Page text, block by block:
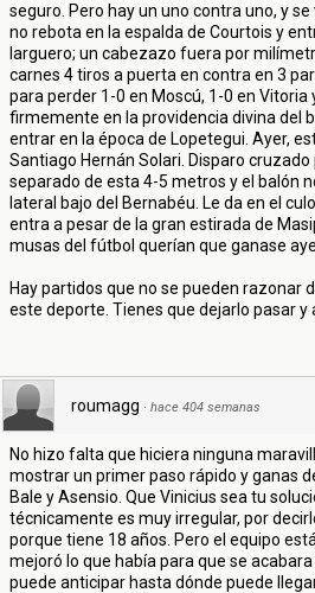
seguro. Pero hay un uno contra uno, y
no rebota en la espalda de Courtois y
larguero; un cabezazo fuera por
carnes 4 tiros a puerta en contra en 3
para perder 1-0 en Moscú, 1-0 en Vitoria
firmemente en la providencia divina del
entrar en la época de Lopetegui. Ayer,
Santiago Hernán Solari. Disparo cruzado
separado de esta 4-5 metros y el balón
lateral bajo del Bernabéu. Le da en el
entra a pesar de la gran estirada de
musas del fútbol querían que ganase
Hay partidos que no se pueden razonar
este deporte. Tienes que dejarlo pasar y
roumagg · hace 404 semanas
No hizo falta que hiciera ninguna
mostrar un primer paso rápido y ganas
Bale y Asensio. Que Vinicius sea tu
técnicamente es muy irregular, por
porque tiene 18 años. Pero el equipo
mejoró lo que había para que se
puede anticipar hasta dónde puede